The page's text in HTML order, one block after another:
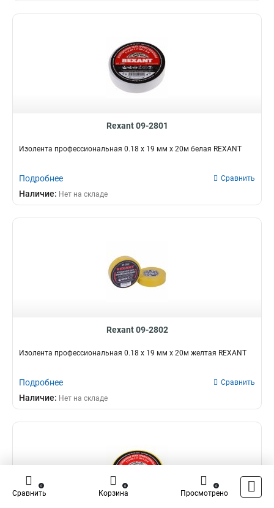
Rexant 09-2801
Изолента профессиональная 0.18 х 19 мм х 20м белая REXANT
Подробнее Сравнить
Наличие: Нет на складе
Rexant 09-2802
Изолента профессиональная 0.18 х 19 мм х 20м желтая REXANT
Подробнее Сравнить
Наличие: Нет на складе
Сравнить
0
Корзина
0
Просмотрено
0